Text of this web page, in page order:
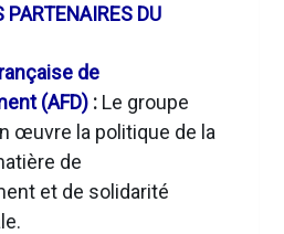
PARTENAIRES DU
de
(AFD) : Le groupe
œuvre la politique de la
de
et de solidarité